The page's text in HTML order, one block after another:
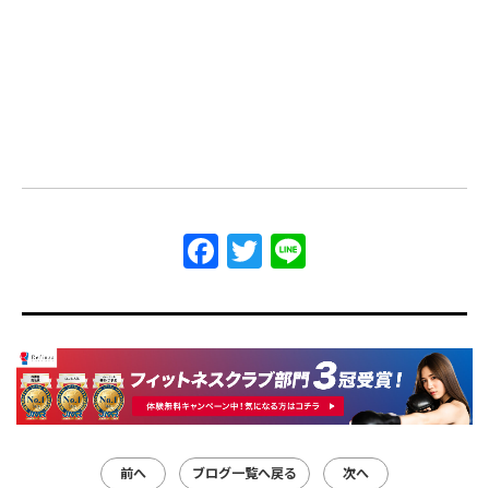
Facebook
Twitter
前へ ブログ一覧へ戻る 次へ